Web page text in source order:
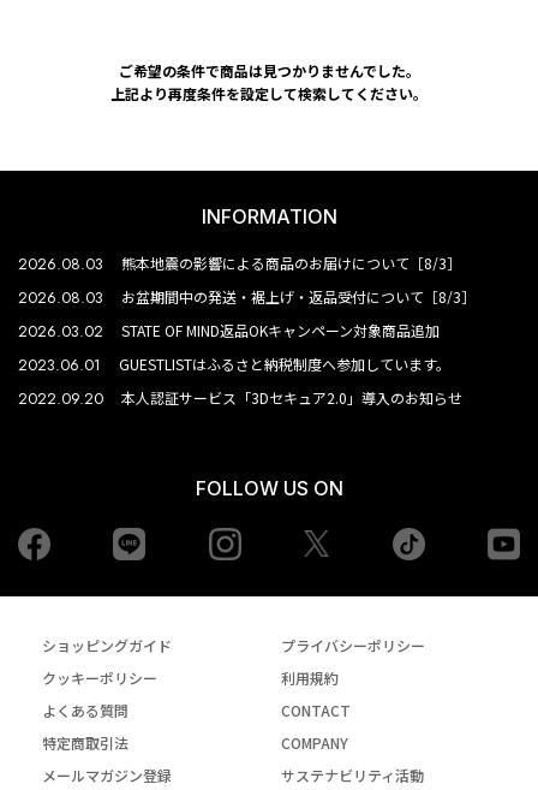
ご希望の条件で商品は見つかりませんでした。
上記より再度条件を設定して検索してください。
INFORMATION
2026.08.03 熊本地震の影響による商品のお届けについて［8/3］
2026.08.03 お盆期間中の発送・裾上げ・返品受付について［8/3］
2026.03.02 STATE OF MIND返品OKキャンペーン対象商品追加
2023.06.01 GUESTLISTはふるさと納税制度へ参加しています。
2022.09.20 本人認証サービス「3Dセキュア2.0」導入のお知らせ
FOLLOW US ON
Facebook Instagram tiktok
ショッピングガイド
プライバシーポリシー
クッキーポリシー
利用規約
よくある質問
CONTACT
特定商取引法
COMPANY
メールマガジン登録
サステナビリティ活動